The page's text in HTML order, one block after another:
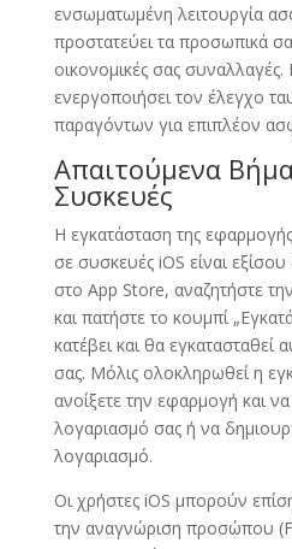
ενσωματωμένη λειτουργία
προστατεύει τα προσωπικά
οικονομικές σας συναλλαγές.
ενεργοποιήσει τον έλεγχο
παραγόντων για επιπλέον
Απαιτούμενα
Συσκευές
Η εγκατάσταση της εφαρμογής
σε συσκευές iOS είναι
στο App Store, αναζητήστε
και πατήστε το κουμπί
κατέβει και θα εγκατασταθεί
σας. Μόλις ολοκληρωθεί η
ανοίξετε την εφαρμογή και
λογαριασμό σας ή να
λογαριασμό.
Οι χρήστες iOS μπορούν
την αναγνώριση προσώπου